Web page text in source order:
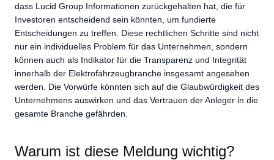
dass Lucid Group Informationen zurückgehalten hat, die für
Investoren entscheidend sein könnten, um fundierte
Entscheidungen zu treffen. Diese rechtlichen Schritte sind nicht
nur ein individuelles Problem für das Unternehmen, sondern
können auch als Indikator für die Transparenz und Integrität
innerhalb der Elektrofahrzeugbranche insgesamt angesehen
werden. Die Vorwürfe könnten sich auf die Glaubwürdigkeit des
Unternehmens auswirken und das Vertrauen der Anleger in die
gesamte Branche gefährden.
Warum ist diese Meldung wichtig?